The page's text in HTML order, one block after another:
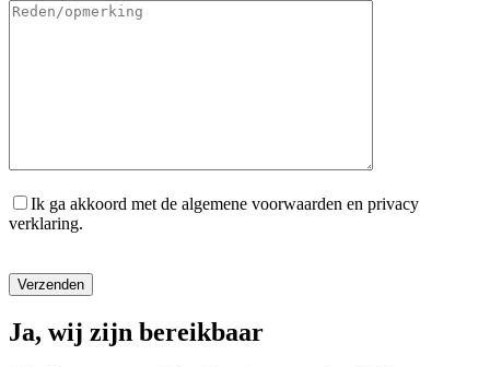
Ik ga akkoord met de algemene voorwaarden en privacy
verklaring.
Ja, wij zijn bereikbaar